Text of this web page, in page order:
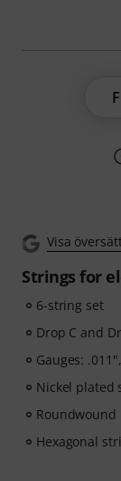
Visa
Strings for
6-string set
Drop C and
Gauges:
Nickel plated
Roundwound
Hexagonal